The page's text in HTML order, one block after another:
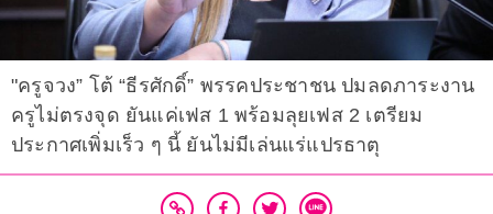
"ครูจวง” โต้ “ธีรศักดิ์” พรรคประชาชน ปมลดภาระงาน
ครูไม่ตรงจุด ยันแค่เฟส 1 พร้อมลุยเฟส 2 เตรียม
ประกาศเพิ่มเร็ว ๆ นี้ ยันไม่มีเล่นแร่แปรธาตุ